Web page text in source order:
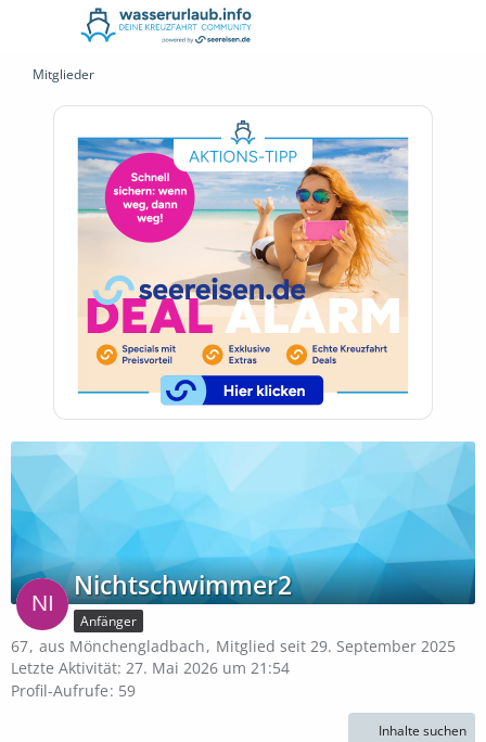
Mitglieder
Nichtschwimmer2
Anfänger
67 aus Mönchengladbach
Mitglied seit 29. September 2025
Letzte Aktivität: 27. Mai 2026 um 21:54
Profil-Aufrufe 59
Inhalte suchen